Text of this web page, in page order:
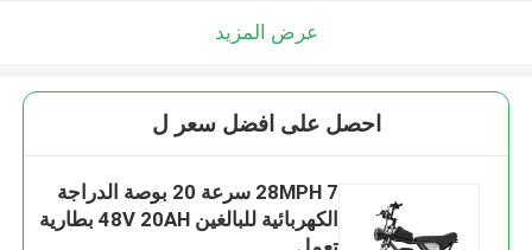
عرض المزيد
احصل على افضل سعر ل
28MPH 7 سرعة 20 بوصة الدراجة
الكهربائية للبالغين 48V 20AH بطارية